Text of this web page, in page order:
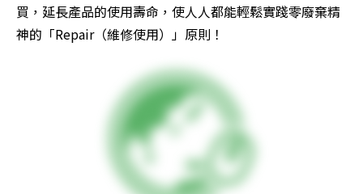
買，延長產品的使用壽命，使人人都能輕鬆實踐零廢棄精
神的「Repair（維修使用）」原則！